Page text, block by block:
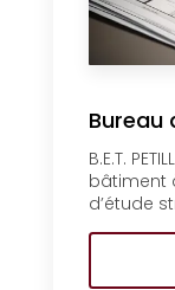
Bureau
B.E.T.
bâtiment
d’étude